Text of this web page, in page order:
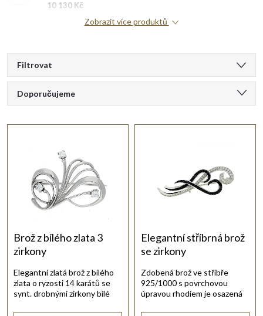
10 130 Kč
Zobrazit více produktů
Filtrovat
Ř
a
p
r
Doporučujeme
Nejprodávanější
Abecedně
V
ý
p
r
o
d
Brož z bílého zlata 3
zirkony
Elegantní zlatá brož z bílého
zlata o ryzosti 14 karátů se
synt. drobnými zirkony bílé
Elegantní stříbrná brož
se zirkony
Zdobená brož ve stříbře
925/1000 s povrchovou
úpravou rhodiem je osazená